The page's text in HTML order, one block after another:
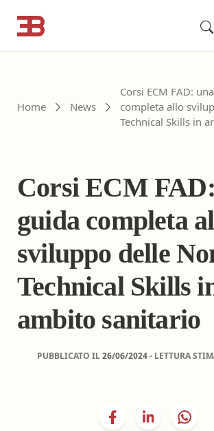
Home News
Corsi ECM FAD:
completa allo
Technical Skills in
Corsi ECM
guida completa
sviluppo delle
Technical Skills
ambito sanitario
PUBBLICATO IL26/06/2024- LETTURA